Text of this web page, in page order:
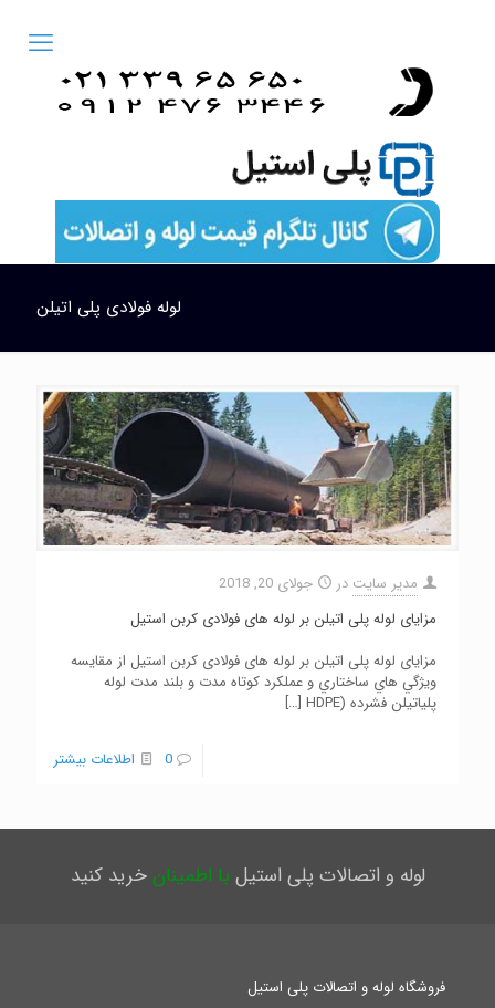
لوله فولادی پلی اتیلن
مدیر سایت در
جولای 20, 2018
مزايای لوله پلی اتيلن بر لوله های فولادی كربن استيل
مزايای لوله پلی اتيلن بر لوله های فولادی كربن استيل از مقايسه
ويژگي هاي ساختاري و عملكرد كوتاه مدت و بلند مدت لوله
پلياتيلن فشرده (HDPE
[…]
0 اطلاعات بیشتر
لوله و اتصالات پلی استیل با اطمینانخرید کنید
فروشگاه لوله و اتصالات پلی استیل